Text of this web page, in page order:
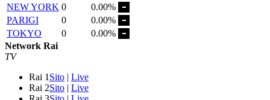
NEW YORK 0
0.00%
PARIGI
0
0.00%
TOKYO
0
0.00%
Network Rai
TV
Rai 1 Sito | Live
Rai 2Sito | Live